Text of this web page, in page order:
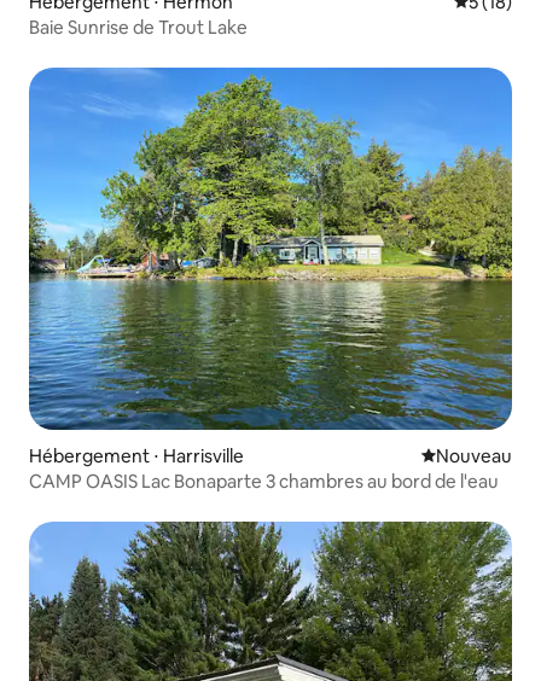
Baie Sunrise de Trout Lake
Hébergement ⋅ Harrisville Nouvel
Nouveau
CAMP OASIS Lac Bonaparte 3 chambres au bord de l'eau